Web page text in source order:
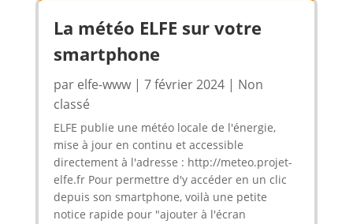
La météo ELFE sur votre
smartphone
par elfe-www| 7 février 2024| Non
classé
ELFE publie une météo locale de l'énergie,
mise à jour en continu et accessible
directement à l'adresse : http://meteo.projet-
elfe.fr Pour permettre d'y accéder en un clic
depuis son smartphone, voilà une petite
notice rapide pour "ajouter à l'écran